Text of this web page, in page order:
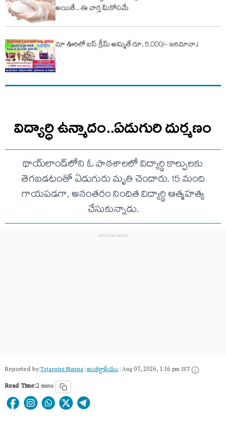
అయితే.. ఈ వార్త మీకోసమే
మా ఊరిలో ఐస్ క్రీమ్ అమ్మితే రూ. 5,000/- జరిమానా.!
విద్యార్ధి ఉన్మాదం..ఏడుగురి దుర్మణం
థాయ్‌లాండ్‌లోని ఓ పాఠశాలలో విద్యార్థి కాల్పులకు
తెగబడటంతో ఏడుగురు మృతి చెందారు. 15 మంది
గాయపడగా, అనంతరం నిందిత విద్యార్థి ఆత్మహత్య
చేసుకున్నాడు.
Reported by:Tejaswini Nanna|అంత‌ర్జాతీయం|Aug 07, 2026, 1:16 pm IST
Read Time:2 mins